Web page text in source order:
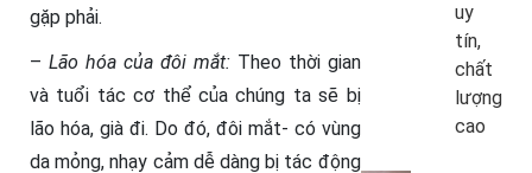
gặp phải.
– Lão hóa của đôi mắt:Theo thời gian
và tuổi tác cơ thể của chúng ta sẽ bị
lão hóa, già đi. Do đó, đôi mắt- có vùng
da mỏng, nhạy cảm dễ dàng bị tác động
uy
tín,
chất
lượng
cao